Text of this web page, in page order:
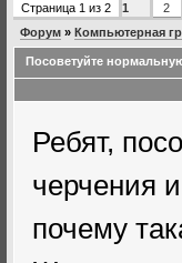
Страница 1 из 2 1 2
Форум » Компьютерная
Посоветуйте
Ребят,
черчения
почему